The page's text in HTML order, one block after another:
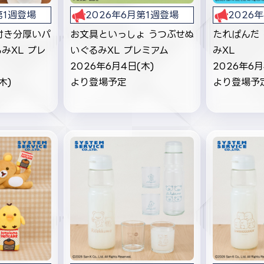
週登場
き分厚いパ
XL プレ
)
2026年6月第1週登場
お文具といっしょ うつぶせぬ
いぐるみXL プレミアム
2026年6月4日(木)
より登場予定
2026年
たれぱんだ
みXL
2026年6
より登場予